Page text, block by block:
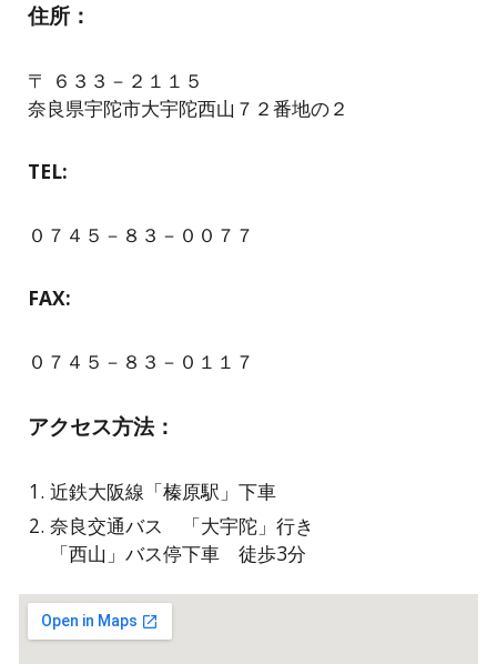
住所 ：
〒 ６３３－２１１５
奈良県宇陀市大宇陀西山７２番地の２
TEL:
０７４５－８３－００７７
FAX:
０７４５－８３－０１１７
アクセス方法：
近鉄大阪線「榛原駅」下車
奈良交通バス 「大宇陀」行き
「西山」バス停下車 徒歩3分